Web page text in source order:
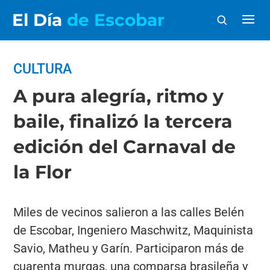
El Día de Escobar
CULTURA
A pura alegría, ritmo y
baile, finalizó la tercera
edición del Carnaval de
la Flor
Miles de vecinos salieron a las calles Belén
de Escobar, Ingeniero Maschwitz, Maquinista
Savio, Matheu y Garín. Participaron más de
cuarenta murgas, una comparsa brasileña y